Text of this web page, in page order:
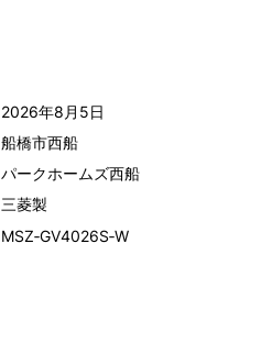
2026年8月5日
船橋市西船
MSZ‑GV4026S‑W
三菱製
パークホームズ西船